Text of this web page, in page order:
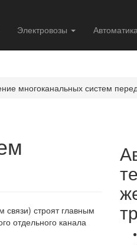
Электровозы
многоканальных систем
строят главным
отдельного канала